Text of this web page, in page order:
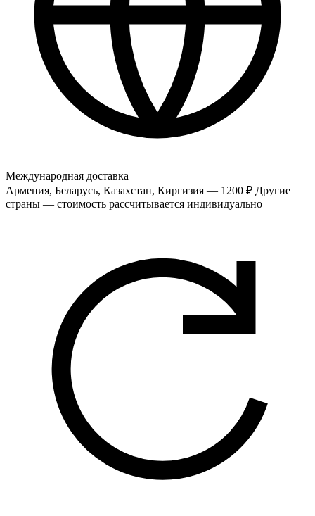
Международная доставка
Армения, Беларусь, Казахстан, Киргизия — 1200 ₽ Другие
страны — стоимость рассчитывается индивидуально